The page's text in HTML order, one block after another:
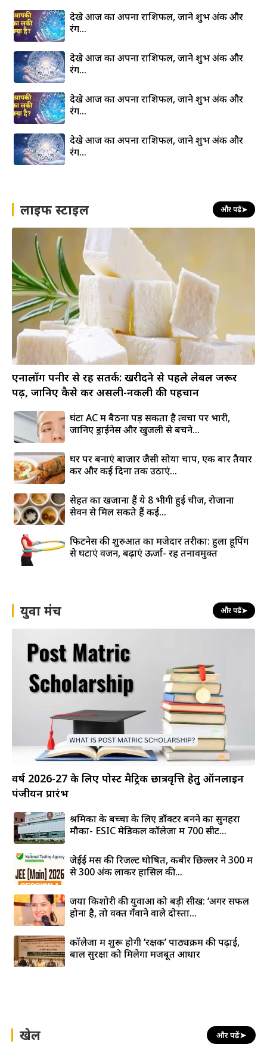
देखे आज का अपना राशिफल, जाने शुभ अंक और
रंग…
देखे आज का अपना राशिफल, जाने शुभ अंक और
रंग…
देखे आज का अपना राशिफल, जाने शुभ अंक और
रंग…
देखे आज का अपना राशिफल, जाने शुभ अंक और
रंग…
लाइफ स्टाइल और पढ़ें➤
एनालॉग पनीर से रहें सतर्क: खरीदने से पहले लेबल जरूर
पढ़ें, जानिए कैसे करें असली-नकली की पहचान
घंटों AC में बैठना पड़ सकता है त्वचा पर भारी,
जानिए ड्राईनेस और खुजली से बचने...
घर पर बनाएं बाजार जैसी सोया चाप, एक बार तैयार
करें और कई दिनों तक उठाएं...
सेहत का खजाना हैं ये 8 भीगी हुई चीजें, रोजाना
सेवन से मिल सकते हैं कई...
फिटनेस की शुरुआत का मजेदार तरीका: हुला हूपिंग
से घटाएं वजन, बढ़ाएं ऊर्जा- रहें तनावमुक्त
युवा मंच और पढ़ें➤
वर्ष 2026-27 के लिए पोस्ट मैट्रिक छात्रवृत्ति हेतु ऑनलाइन
पंजीयन प्रारंभ
श्रमिकों के बच्चों के लिए डॉक्टर बनने का सुनहरा
मौका- ESIC मेडिकल कॉलेजों में 700 सीटें...
जेईई मेंस की रिजल्ट घोषित, कबीर छिल्लर ने 300 में
से 300 अंक लाकर हासिल की...
जया किशोरी की युवाओं को बड़ी सीख: ‘अगर सफल
होना है, तो वक्त गँवाने वाले दोस्तों...
कॉलेजों में शुरू होगी ‘रक्षक’ पाठ्यक्रम की पढ़ाई,
बाल सुरक्षा को मिलेगा मजबूत आधार
खेल और पढ़ें➤